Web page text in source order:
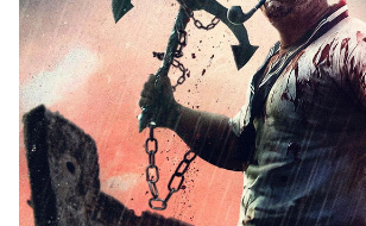
Apple tv+
DC
Peacock